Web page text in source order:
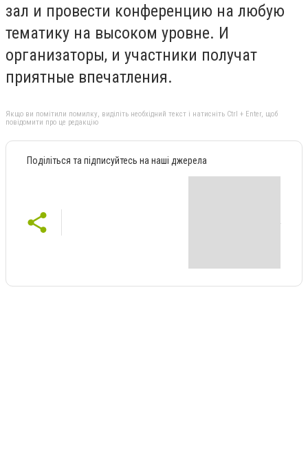
зал и провести конференцию на любую
тематику на высоком уровне. И
организаторы, и участники получат
приятные впечатления.
Якщо ви помітили помилку, виділіть необхідний текст і натисніть Ctrl + Enter, щоб
повідомити про це редакцію
Поділіться та підписуйтесь на наші джерела